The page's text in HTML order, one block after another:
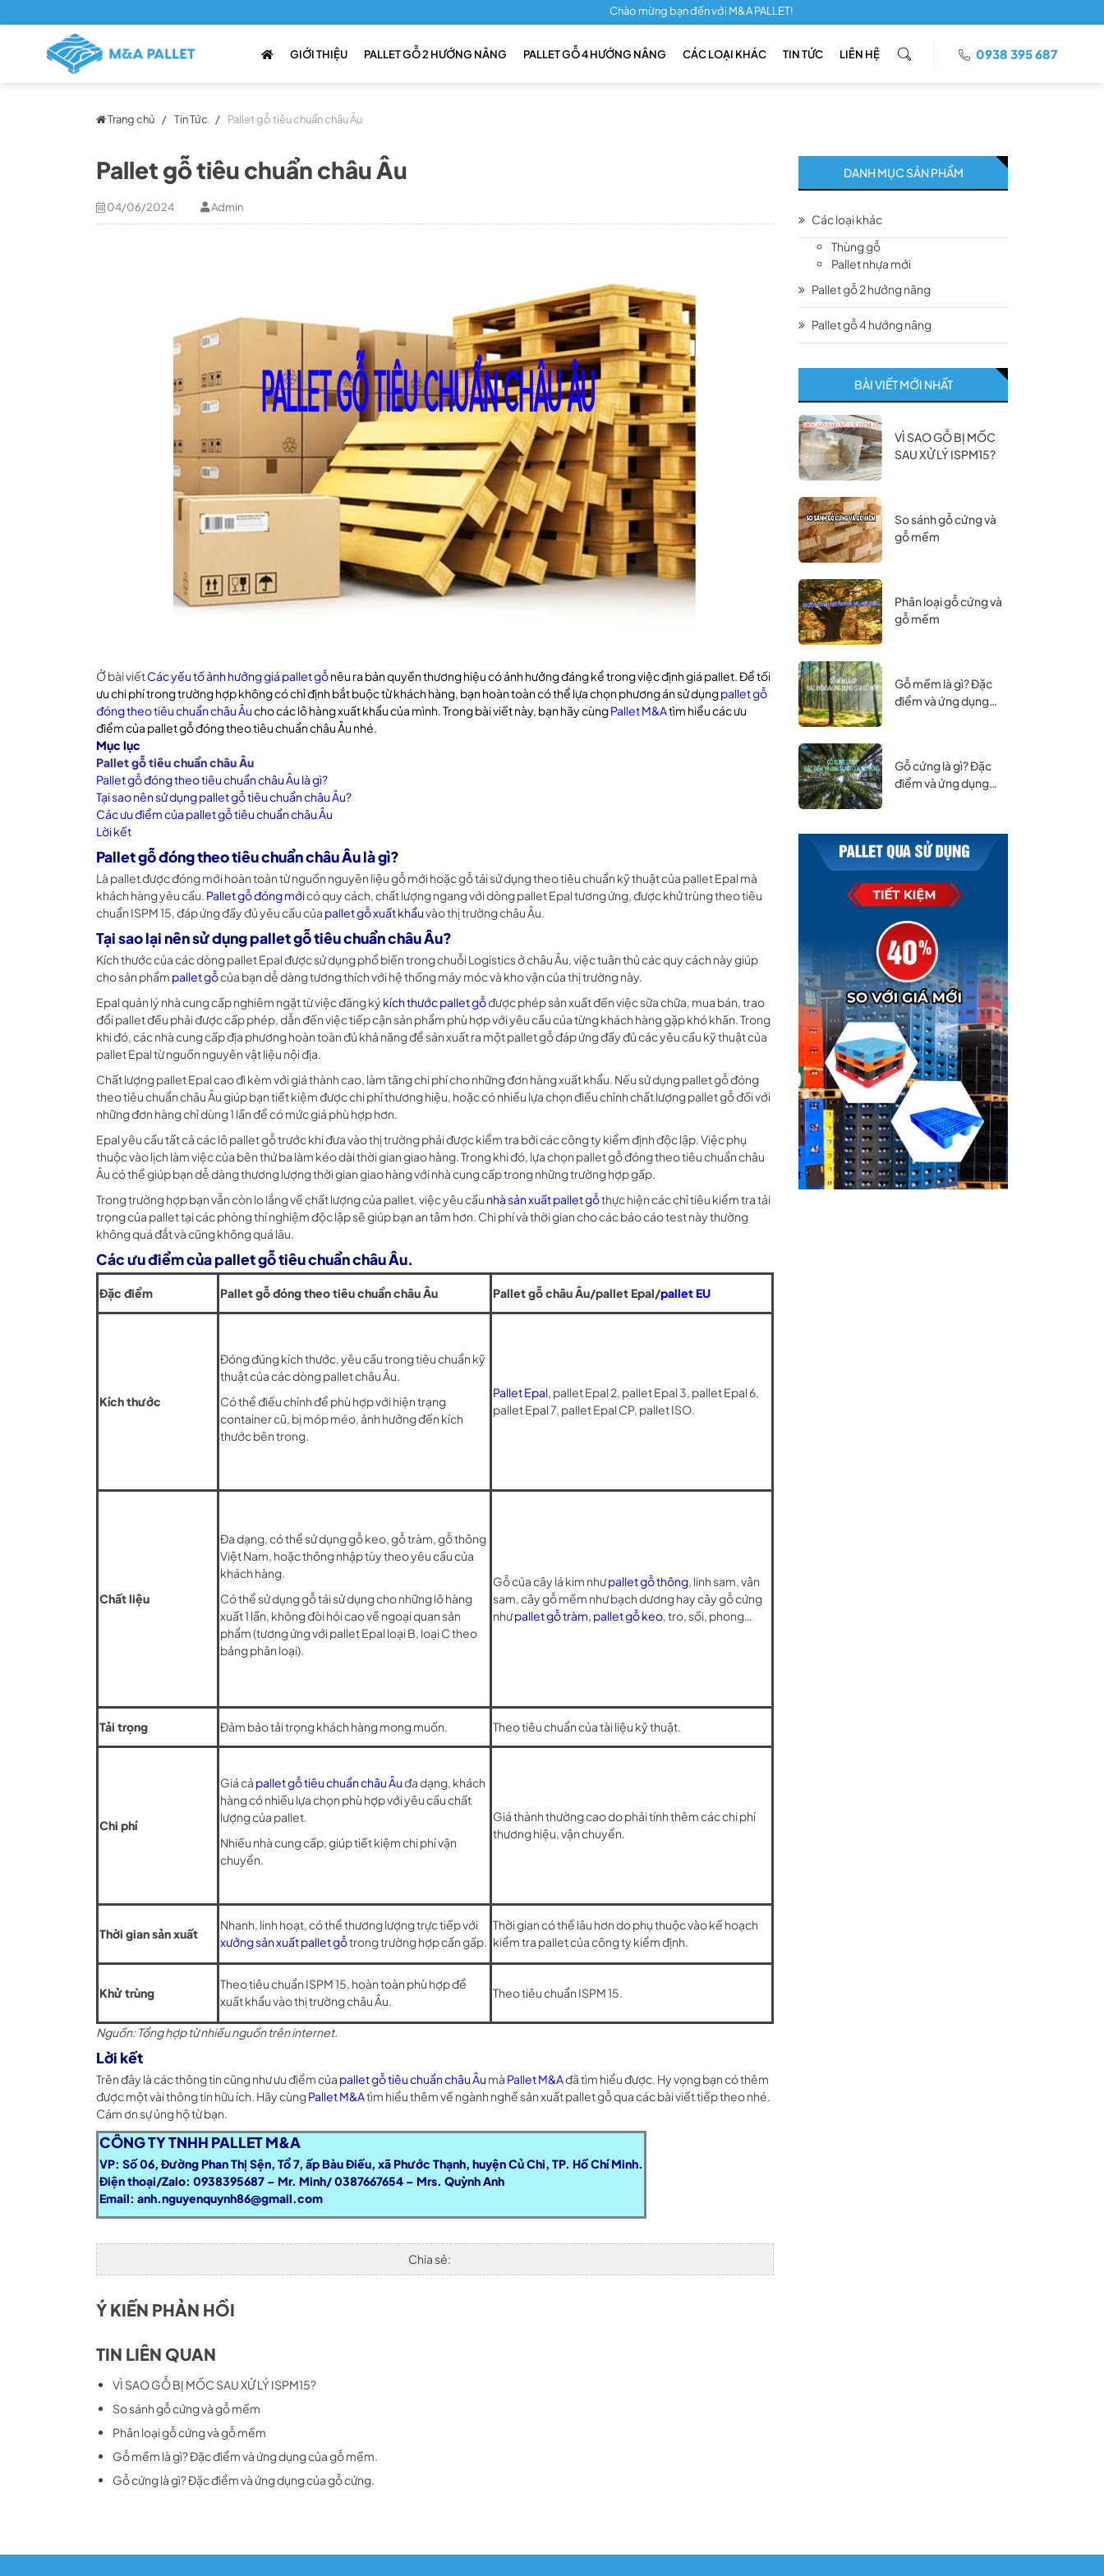
Chào mừng bạn đến với M&A PALLET!
GIỚI THIỆU PALLET GỖ 2 HƯỚNG NÂNG PALLET GỖ 4 HƯỚNG NÂNG CÁC LOẠI KHÁC TIN TỨC LIÊN HỆ 0938 395 687
Trang chủ / Tin Tức / Pallet gỗ tiêu chuẩn châu Âu
Pallet gỗ tiêu chuẩn châu Âu
04/06/2024 Admin
Ở bài viếtCác yếu tố ảnh hưởng giá pallet gỗnêu ra bản quyền thương hiệu có ảnh hưởng đáng kể trong việc định giá pallet. Để tối
ưu chi phí trong trường hợp không có chỉ định bắt buộc từ khách hàng, bạn hoàn toàn có thể lựa chọn phương án sử dụngpallet gỗ
đóng theo tiêu chuẩn châu Âucho các lô hàng xuất khẩu của mình. Trong bài viết này, bạn hãy cùngPallet M&Atìm hiểu các ưu
điểm của pallet gỗ đóng theo tiêu chuẩn châu Âu nhé.
Mục lục
Pallet gỗ tiêu chuẩn châu Âu
Pallet gỗ đóng theo tiêu chuẩn châu Âu là gì?
Tại sao nên sử dụng pallet gỗ tiêu chuẩn châu Âu?
Các ưu điểm của pallet gỗ tiêu chuẩn châu Âu
Lời kết
Pallet gỗ đóng theo tiêu chuẩn châu Âu là gì?
Là pallet được đóng mới hoàn toàn từ nguồn nguyên liệu gỗ mới hoặc gỗ tái sử dụng theo tiêu chuẩn kỹ thuật của pallet Epal mà
khách hàng yêu cầu. Pallet gỗ đóng mớicó quy cách, chất lượng ngang với dòng pallet Epal tương ứng, được khử trùng theo tiêu
chuẩn ISPM 15, đáp ứng đầy đủ yêu cầu của pallet gỗ xuất khẩuvào thị trường châu Âu.
Tại sao lại nên sử dụng pallet gỗ tiêu chuẩn châu Âu?
Kích thước của các dòng pallet Epal được sử dụng phổ biến trong chuỗi Logistics ở châu Âu, việc tuân thủ các quy cách này giúp
cho sản phẩm pallet gỗcủa bạn dễ dàng tương thích với hệ thống máy móc và kho vận của thị trường này.
Epal quản lý nhà cung cấp nghiêm ngặt từ việc đăng ký kích thước pallet gỗđược phép sản xuất đến việc sữa chữa, mua bán, trao
đổi pallet đều phải được cấp phép, dẫn đến việc tiếp cận sản phẩm phù hợp với yêu cầu của từng khách hàng gặp khó khăn. Trong
khi đó, các nhà cung cấp địa phương hoàn toàn đủ khả năng để sản xuất ra một pallet gỗ đáp ứng đầy đủ các yêu cầu kỹ thuật của
pallet Epal từ nguồn nguyên vật liệu nội địa.
Chất lượng pallet Epal cao đi kèm với giá thành cao, làm tăng chi phí cho những đơn hàng xuất khẩu. Nếu sử dụng pallet gỗ đóng
theo tiêu chuẩn châu Âu giúp bạn tiết kiệm được chi phí thương hiệu, hoặc có nhiều lựa chọn điều chỉnh chất lượng pallet gỗ đối với
những đơn hàng chỉ dùng 1 lần để có mức giá phù hợp hơn.
Epal yêu cầu tất cả các lô pallet gỗ trước khi đưa vào thị trường phải được kiểm tra bởi các công ty kiểm định độc lập. Việc phụ
thuộc vào lịch làm việc của bên thứ ba làm kéo dài thời gian giao hàng. Trong khi đó, lựa chọn pallet gỗ đóng theo tiêu chuẩn châu
Âu có thể giúp bạn dễ dàng thương lượng thời gian giao hàng với nhà cung cấp trong những trường hợp gấp.
Trong trường hợp bạn vẫn còn lo lắng về chất lượng của pallet, việc yêu cầu nhà sản xuất pallet gỗthực hiện các chỉ tiêu kiểm tra tải
trọng của pallet tại các phòng thí nghiệm độc lập sẽ giúp bạn an tâm hơn. Chi phí và thời gian cho các báo cáo test này thường
không quá đắt và cũng không quá lâu.
Các ưu điểm của pallet gỗ tiêu chuẩn châu Âu.
Đặc điểm Pallet gỗ đóng theo tiêu chuẩn châu Âu Pallet gỗ châu Âu/pallet Epal/pallet EU
Kích thước
Đóng đúng kích thước, yêu cầu trong tiêu chuẩn kỹ
thuật của các dòng pallet châu Âu.
Có thể điều chỉnh để phù hợp với hiện trạng
container cũ, bị móp méo, ảnh hưởng đến kích
thước bên trong.
Pallet Epal, pallet Epal 2, pallet Epal 3, pallet Epal 6,
pallet Epal 7, pallet Epal CP, pallet ISO.
Chất liệu
Đa dạng, có thể sử dụng gỗ keo, gỗ tràm, gỗ thông
Việt Nam, hoặc thông nhập tùy theo yêu cầu của
khách hàng.
Có thể sử dụng gỗ tái sử dụng cho những lô hàng
xuất 1 lần, không đòi hỏi cao về ngoại quan sản
phẩm (tương ứng với pallet Epal loại B, loại C theo
bảng phân loại).
Gỗ của cây lá kim nhưpallet gỗ thông, linh sam, vân
sam, cây gỗ mềm như bạch dương hay cây gỗ cứng
nhưpallet gỗ tràm, pallet gỗ keo, tro, sồi, phong…
Tải trọng Đảm bảo tải trọng khách hàng mong muốn. Theo tiêu chuẩn của tài liệu kỹ thuật.
Chi phí
Giá cả pallet gỗ tiêu chuẩn châu Âuđa dạng, khách
hàng có nhiều lựa chọn phù hợp với yêu cầu chất
lượng của pallet.
Nhiều nhà cung cấp, giúp tiết kiệm chi phí vận
chuyển.
Giá thành thường cao do phải tính thêm các chi phí
thương hiệu, vận chuyển.
Thời gian sản xuất
Nhanh, linh hoạt, có thể thương lượng trực tiếp với
xưởng sản xuất pallet gỗtrong trường hợp cần gấp.
Thời gian có thể lâu hơn do phụ thuộc vào kế hoạch
kiểm tra pallet của công ty kiểm định.
Khử trùng
Theo tiêu chuẩn ISPM 15, hoàn toàn phù hợp để
xuất khẩu vào thị trường châu Âu.
Theo tiêu chuẩn ISPM 15.
Nguồn: Tổng hợp từ nhiều nguồn trên internet.
Lời kết
Trên đây là các thông tin cũng như ưu điểm của pallet gỗ tiêu chuẩn châu Âu mà Pallet M&Ađã tìm hiểu được. Hy vọng bạn có thêm
được một vài thông tin hữu ích. Hãy cùngPallet M&Atìm hiểu thêm về ngành nghề sản xuất pallet gỗ qua các bài viết tiếp theo nhé.
Cám ơn sự ủng hộ từ bạn.
CÔNG TY TNHH PALLET M&A
VP: Số 06, Đường Phan Thị Sện, Tổ 7, ấp Bàu Điều, xã Phước Thạnh, huyện Củ Chi, TP. Hồ Chí Minh.
Điện thoại/Zalo: 0938395687 – Mr. Minh/ 0387667654 – Mrs. Quỳnh Anh
Email: anh.nguyenquynh86@gmail.com
Chia sẻ:
Ý KIẾN PHẢN HỒI
TIN LIÊN QUAN
VÌ SAO GỖ BỊ MỐC SAU XỬ LÝ ISPM15?
So sánh gỗ cứng và gỗ mềm
Phân loại gỗ cứng và gỗ mềm
Gỗ mềm là gì? Đặc điểm và ứng dụng của gỗ mềm.
Gỗ cứng là gì? Đặc điểm và ứng dụng của gỗ cứng.
DANH MỤC SẢN PHẨM
Các loại khác
Thùng gỗ
Pallet nhựa mới
Pallet gỗ 2 hướng nâng
Pallet gỗ 4 hướng nâng
BÀI VIẾT MỚI NHẤT
VÌ SAO GỖ BỊ MỐC
SAU XỬ LÝ ISPM15?
So sánh gỗ cứng và
gỗ mềm
Phân loại gỗ cứng và
gỗ mềm
Gỗ mềm là gì? Đặc
điểm và ứng dụng
Gỗ cứng là gì? Đặc
điểm và ứng dụng